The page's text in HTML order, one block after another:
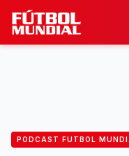
Skip to content
PODCAST FUTBOL